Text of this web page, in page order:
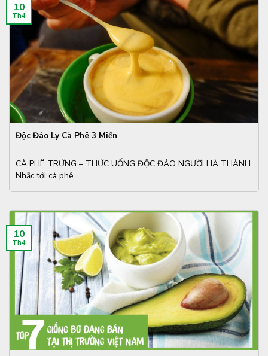
Độc Đáo Ly Cà Phê 3 Miền
CÀ PHÊ TRỨNG – THỨC UỐNG ĐỘC ĐÁO NGƯỜI HÀ THÀNH
Nhắc tới cà phê...
10
Th4
10
Th4